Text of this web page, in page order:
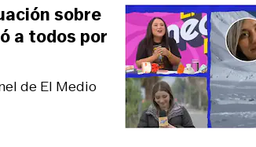
de El Medio
sobre
a todos por